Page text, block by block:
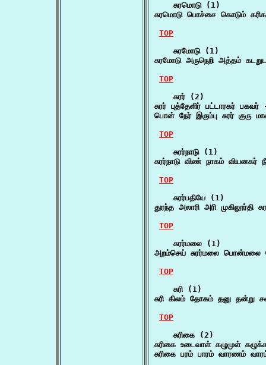
    சுரமொடு (1)
சுரமொடு பொச்சை கொடும்
TOP
    சுரமோடு (1)
சுரமோடு அருநெறி அத்தம்
TOP
    சுரர் (2)
சுரர் புத்தேளிர் பட்டாரகர்
பொன் நேர் இரும்பு சுரர் குரு
TOP
    சுரர்நாடு (1)
சுரர்நாடு விண் நாகம்
TOP
    சுரர்பதியே (1)
துரந்த அலாரி அரி முகிலூர்தி
TOP
    சுரர்மலை (1)
அறம்செய் சுரர்மலை பொன்மலை
TOP
    சுரி (1)
சுரி கிலம் தோகம் தனு
TOP
    சுரிகை (2)
சுரிகை உடைவாள் கழுமுள்
சுரிகை பரம் பாரம் வாரணம்